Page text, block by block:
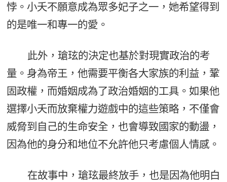
悖。小夭不願意成為眾多妃子之一，她希望得到
的是唯一和專一的愛。
此外，瑲玹的決定也基於對現實政治的考
量。身為帝王，他需要平衡各大家族的利益，鞏
固政權，而婚姻成為了政治婚姻的工具。如果他
選擇小夭而放棄權力遊戲中的這些策略，不僅會
威脅到自己的生命安全，也會導致國家的動盪，
因為他的身分和地位不允許他只考慮個人情感。
在故事中，瑲玹最終放手，也是因為他明白